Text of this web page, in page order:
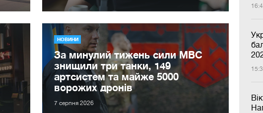
НОВИНИ
За минулий тижень сили МВС
знищили три танки, 149
артсистем та майже 5000
ворожих дронів
7 серпня 2026